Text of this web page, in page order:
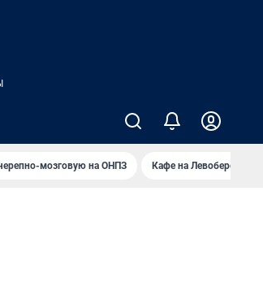
мозговую на ОНПЗ Кафе на Левобережье